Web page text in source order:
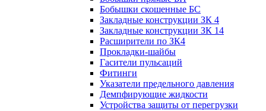
Бобышки скошенные БС
Закладные конструкции ЗК 4
Закладные конструкции ЗК 14
Расширители по ЗК4
Прокладки-шайбы
Гасители пульсаций
Фитинги
Указатели предельного давления
Демпфирующие жидкости
Устройства защиты от перегрузки